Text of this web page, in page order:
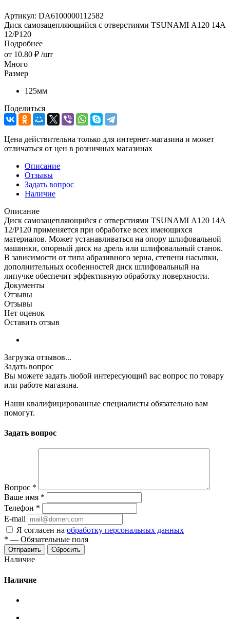
Артикул: DA6100000112582
Диск самозацепляющийся с отверстиями TSUNAMI А120 14А
12/Р120
Подробнее
от 10.80 ₽ /шт
Много
Размер
125мм
Поделиться
Цена действительна только для интернет-магазина и может
отличаться от цен в розничных магазинах
Описание
Отзывы
Задать вопрос
Наличие
Описание
Диск самозацепляющийся с отверстиями TSUNAMI А120 14А
12/Р120 применяется при обработке всех имеющихся
материалов. Может устанавливаться на опору шлифовальной
машинки, опорный диск на дрель или шлифовальный станок.
В зависимости от типа абразивного зерна, степени насыпки,
дополнительных особенностей диск шлифовальный на
липучке обеспечит эффективную обработку поверхности.
Документы
Отзывы
Отзывы
Нет оценок
Оставить отзыв
Загрузка отзывов...
Задать вопрос
Вы можете задать любой интересующий вас вопрос по товару
или работе магазина.
Наши квалифицированные специалисты обязательно вам
помогут.
Задать вопрос
Вопрос *
Ваше имя *
Телефон *
E-mail
Я согласен на обработку персональных данных
* — Обязательные поля
Сбросить
Наличие
Наличие